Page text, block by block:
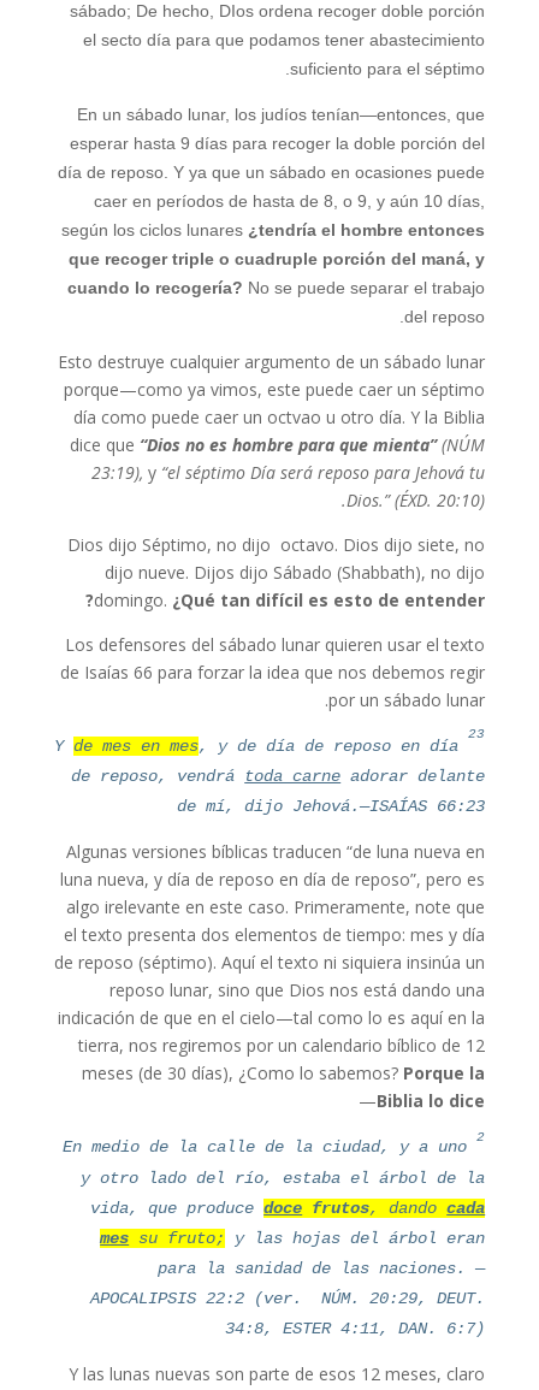
sábado; De hecho, DIos ordena recoger doble porción
el secto día para que podamos tener abastecimiento
suficiento para el séptimo.
En un sábado lunar, los judíos tenían—entonces, que
esperar hasta 9 días para recoger la doble porción del
día de reposo. Y ya que un sábado en ocasiones puede
caer en períodos de hasta de 8, o 9, y aún 10 días,
según los ciclos lunares ¿tendría el hombre entonces
que recoger triple o cuadruple porción del maná, y
cuando lo recogería? No se puede separar el trabajo
del reposo.
Esto destruye cualquier argumento de un sábado lunar
porque—como ya vimos, este puede caer un séptimo
día como puede caer un octvao u otro día. Y la Biblia
dice que “Dios no es hombre para que mienta” (NÚM
23:19), y “el séptimo Día será reposo para Jehová tu
Dios.” (ÉXD. 20:10).
Dios dijo Séptimo, no dijo octavo. Dios dijo siete, no
dijo nueve. Dijos dijo Sábado (Shabbath), no dijo
domingo. ¿Qué tan difícil es esto de entender?
Los defensores del sábado lunar quieren usar el texto
de Isaías 66 para forzar la idea que nos debemos regir
por un sábado lunar.
23
Yde mes en mes, y de día de reposo en día
de reposo, vendrá
toda carne adorar delante
de mí, dijo Jehová.—ISAÍAS 66:23
Algunas versiones bíblicas traducen “de luna nueva en
luna nueva, y día de reposo en día de reposo”, pero es
algo irelevante en este caso. Primeramente, note que
el texto presenta dos elementos de tiempo: mes y día
de reposo (séptimo). Aquí el texto ni siquiera insinúa un
reposo lunar, sino que Dios nos está dando una
indicación de que en el cielo—tal como lo es aquí en la
tierra, nos regiremos por un calendario bíblico de 12
meses (de 30 días), ¿Como lo sabemos? Porque la
Biblia lo dice
—
2
En medio de la calle de la ciudad, y a uno
y otro lado del río, estaba el árbol de la
vida, que producedoce frutos, dandocada
mes su fruto;
y las hojas del árbol eran
para la sanidad de las naciones. —
APOCALIPSIS 22:2 (ver. NÚM. 20:29, DEUT.
34:8, ESTER 4:11, DAN. 6:7)
Y las lunas nuevas son parte de esos 12 meses, claro